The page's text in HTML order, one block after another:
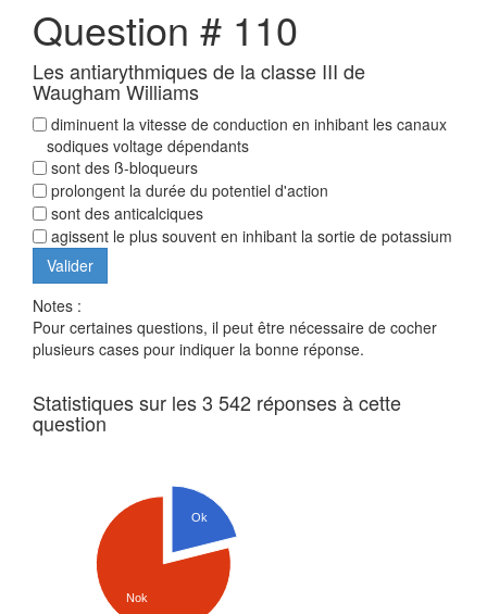
Question # 110
Les antiarythmiques de la classe III de
Waugham Williams
diminuent la vitesse de conduction en inhibant les canaux
sodiques voltage dépendants
sont des ß-bloqueurs
prolongent la durée du potentiel d'action
sont des anticalciques
agissent le plus souvent en inhibant la sortie de potassium
Notes :
Pour certaines questions, il peut être nécessaire de cocher
plusieurs cases pour indiquer la bonne réponse.
Statistiques sur les 3 542 réponses à cette
question
Ok
Nok